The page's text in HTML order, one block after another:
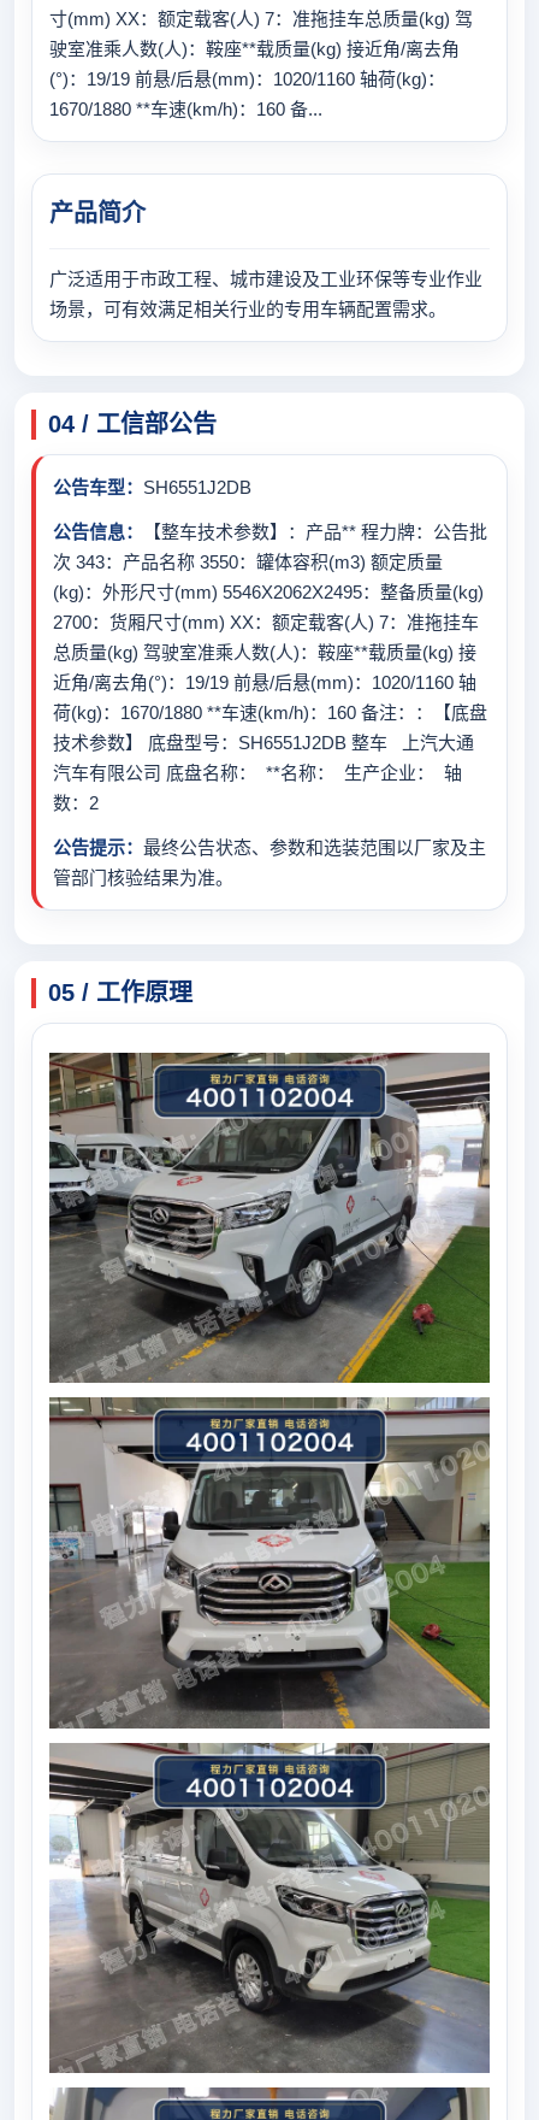
寸(mm) XX：额定载客(人) 7：准拖挂车总质量(kg) 驾
驶室准乘人数(人)：鞍座**载质量(kg) 接近角/离去角
(°)：19/19 前悬/后悬(mm)：1020/1160 轴荷(kg)：
1670/1880 **车速(km/h)：160 备...
产品简介
广泛适用于市政工程、城市建设及工业环保等专业作业
场景，可有效满足相关行业的专用车辆配置需求。
04 / 工信部公告
公告车型： SH6551J2DB
公告信息：
【整车技术参数】：产品** 程力牌：公告批
次 343：产品名称 3550：罐体容积(m3) 额定质量
(kg)：外形尺寸(mm) 5546X2062X2495：整备质量(kg)
2700：货厢尺寸(mm) XX：额定载客(人) 7：准拖挂车
总质量(kg) 驾驶室准乘人数(人)：鞍座**载质量(kg) 接
近角/离去角(°)：19/19 前悬/后悬(mm)：1020/1160 轴
荷(kg)：1670/1880 **车速(km/h)：160 备注：：【底盘
技术参数】 底盘型号：SH6551J2DB 整车 上汽大通
汽车有限公司 底盘名称： **名称： 生产企业： 轴
数：2
公告提示： 最终公告状态、参数和选装范围以厂家及主
管部门核验结果为准。
05 / 工作原理